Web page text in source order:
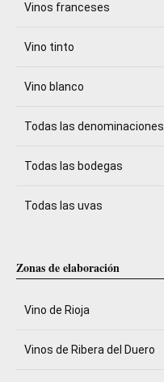
Vinos franceses
Vino tinto
Vino blanco
Todas las denominaciones
Todas las bodegas
Todas las uvas
Zonas de elaboración
Vino de Rioja
Vinos de Ribera del Duero